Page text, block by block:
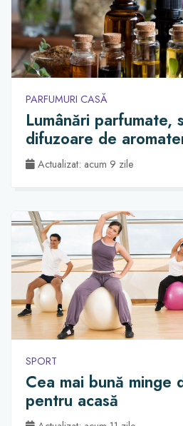
PARFUMURI CASĂ
Lumânări parfumate,
difuzoare de
Actualizat: acum 9 zile
SPORT
Cea mai bună minge
pentru acasă